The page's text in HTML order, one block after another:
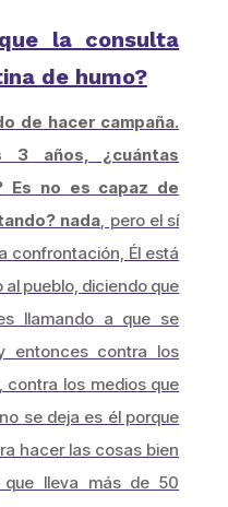
la consulta
de humo?
de hacer campaña.
3 años, ¿cuántas
Es no es capaz de
nada, pero el sí
confrontación, Él está
al pueblo, diciendo que
llamando a que se
entonces contra los
contra los medios que
se deja es él porque
hacer las cosas bien
que lleva más de 50